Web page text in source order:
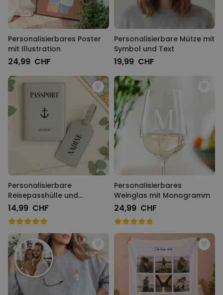
Personalisierbares Poster
mit Illustration
24,99 CHF
Personalisierbare Mütze mit
Symbol und Text
19,99 CHF
Personalisierbare
Reisepasshülle und
Koffertag mit Symbol und
Text
14,99 CHF
Personalisierbares
Weinglas mit Monogramm
24,99 CHF